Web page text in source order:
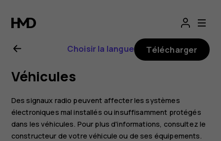
Guide
de
l'utilisateur
Nokia
8.1
Choisir la langue Télécharger
Véhicules
Des signaux radio peuvent affecter les systèmes
électroniques mal installés ou insuffisamment protégés
dans les véhicules. Pour plus d'informations, consultez le
constructeur de votre véhicule ou de ses équipements.